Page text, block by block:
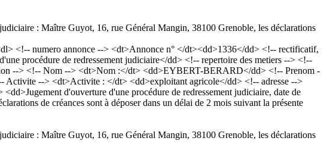
: Maître Guyot, 16, rue Général Mangin, 38100 Grenoble, les déclarations
<!-- numero annonce --> <dt>Annonce n° </dt><dd>1336</dd> <!-- rectificatif,
procédure de redressement judiciaire</dd> <!-- repertoire des metiers --> <!--
--> <!-- Nom --> <dt>Nom :</dt> <dd>EYBERT-BERARD</dd> <!-- Prenom -
--> <dt>Activite : </dt> <dd>exploitant agricole</dd> <!-- adresse -->
d'ouverture d'une procédure de redressement judiciaire, date de
de créances sont à déposer dans un délai de 2 mois suivant la présente
: Maître Guyot, 16, rue Général Mangin, 38100 Grenoble, les déclarations